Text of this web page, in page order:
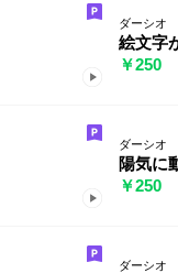
ダーシオ
絵文字
￥250
ダーシオ
陽気に
￥250
ダーシオ